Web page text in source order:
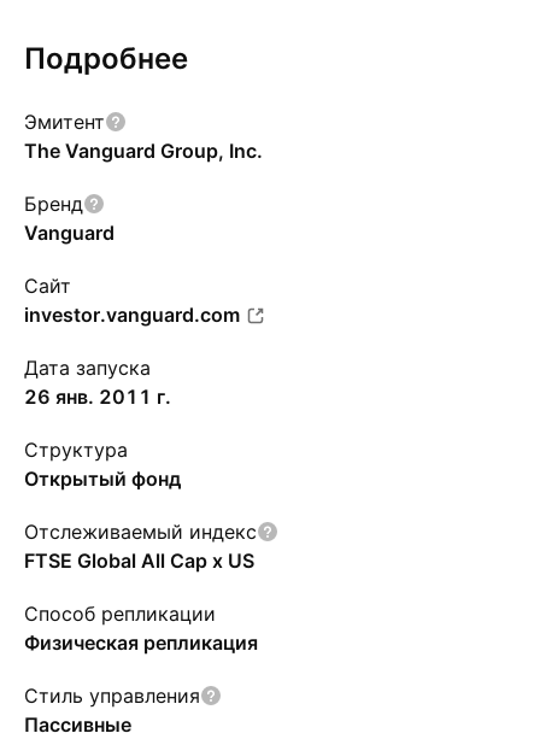
Подробнее
Эмитент
The Vanguard Group, Inc.
Бренд
Vanguard
Сайт
investor.vanguard.com
Дата запуска
26 янв. 2011 г.
Структура
Открытый фонд
Отслеживаемый индекс
FTSE Global All Cap x US
Способ репликации
Физическая репликация
Стиль управления
Пассивные